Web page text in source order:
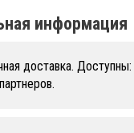
информация
доставка.